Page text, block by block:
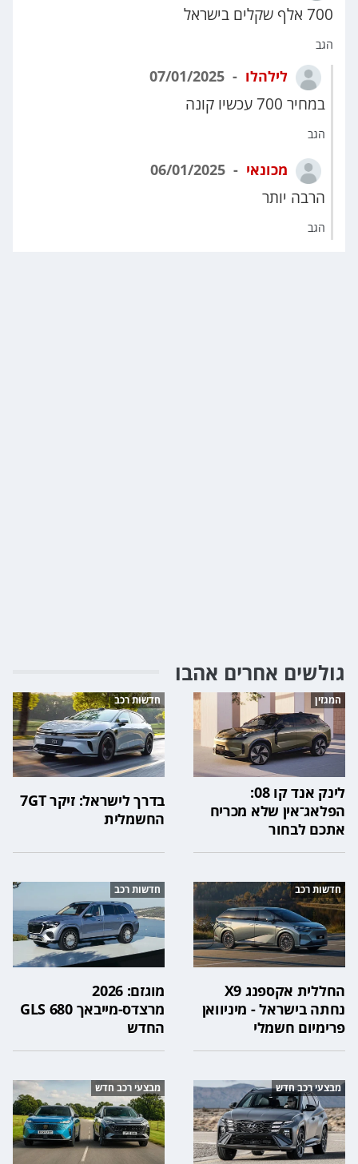
700 אלף שקלים בישראל
הגב
לילהלו
במחיר 700 עכשיו קונה
הגב
מכונאי
הרבה יותר
הגב
גולשים אחרים אהבו
המגזין
לינק אנד קו 08:
הפלאג־אין שלא מכריח
אתכם לבחור
חדשות רכב
בדרך לישראל: זיקר 7GT
החשמלית
חדשות רכב
החללית אקספנג X9
נחתה בישראל - מיניוואן
פרימיום חשמלי
חדשות רכב
מוגזם: 2026
מרצדס-מייבאך GLS 680
החדש
מבצעי רכב חדש מבצעי רכב חדש